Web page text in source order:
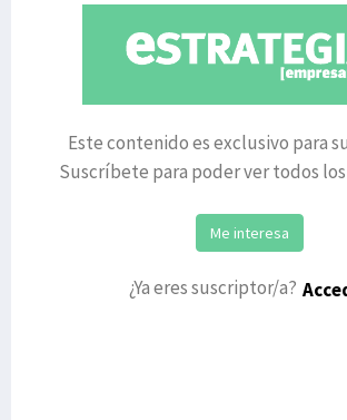
Este contenido es exclusivo para
Suscríbete para poder ver todos
Me interesa
¿Ya eres suscriptor/a?